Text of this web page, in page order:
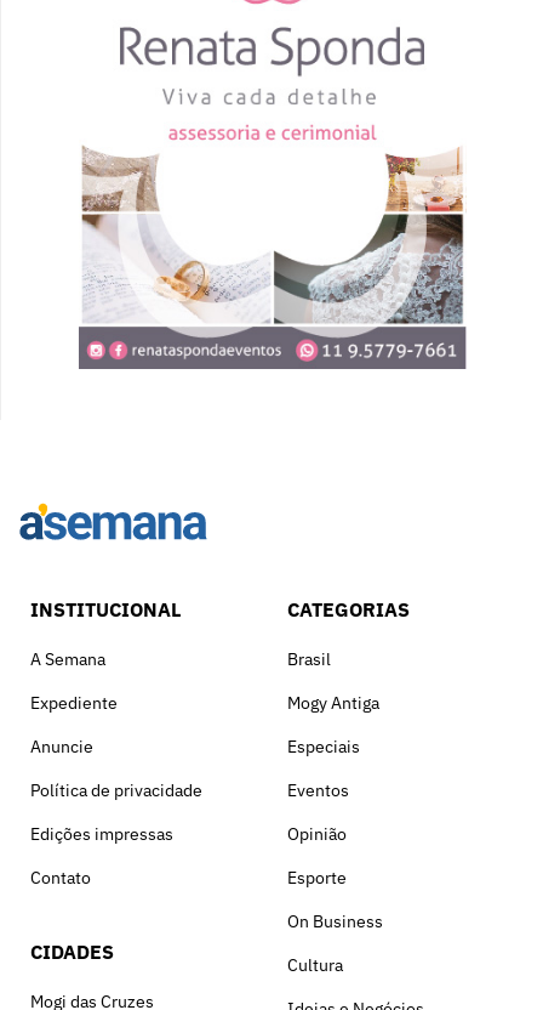
INSTITUCIONAL
A Semana
Expediente
Anuncie
Política de privacidade
Edições impressas
Contato
CIDADES
Mogi das Cruzes
CATEGORIAS
Brasil
Mogy Antiga
Especiais
Eventos
Opinião
Esporte
On Business
Cultura